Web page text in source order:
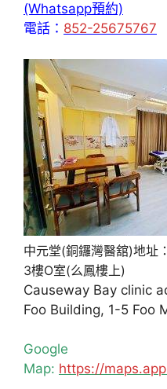
(Whatsapp預約)
電話： 852-25675767
中元堂(銅鑼灣醫舘)地址
3樓O室(么鳳樓上)
Causeway Bay clinic
Foo Building, 1-5 Foo
Google
Map: https://